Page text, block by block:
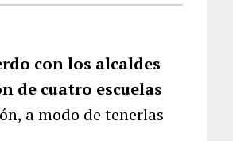
con los alcaldes
de cuatro escuelas
a modo de tenerlas